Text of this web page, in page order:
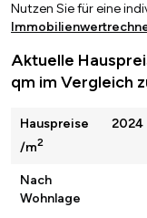
Nutzen Sie für eine
Aktuelle
qm im Vergleich
Hauspreise
/m2
2024
Nach
Wohnlage